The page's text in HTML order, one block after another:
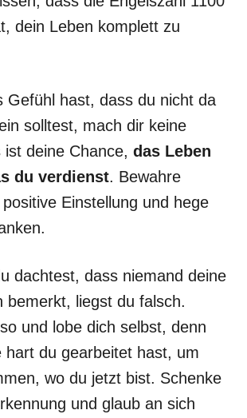
dein Leben komplett zu
Gefühl hast, dass du nicht da
solltest, mach dir keine
ist deine Chance, das Leben
du verdienst. Bewahre
Einstellung und hege
dachtest, dass niemand deine
bemerkt, liegst du falsch.
und lobe dich selbst, denn
hart du gearbeitet hast, um
wo du jetzt bist. Schenke
und glaub an sich